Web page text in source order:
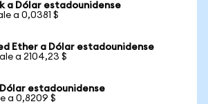
a Dólar estadounidense
a 0,0381 $
Ether a Dólar estadounidense
a 2104,23 $
estadounidense
a 0,8209 $